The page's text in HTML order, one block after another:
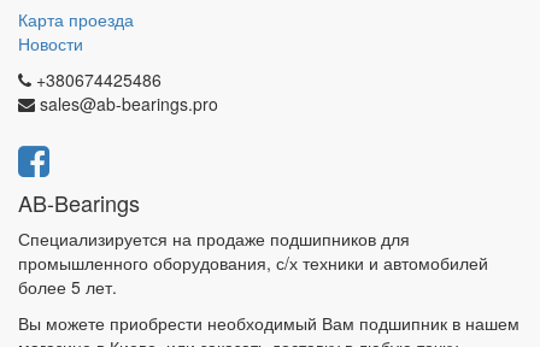
Карта проезда
Новости
+380674425486
sales@ab-bearings.pro
AB-Bearings
Специализируется на продаже подшипников для
промышленного оборудования, с/х техники и автомобилей
более 5 лет.
Вы можете приобрести необходимый Вам подшипник в нашем